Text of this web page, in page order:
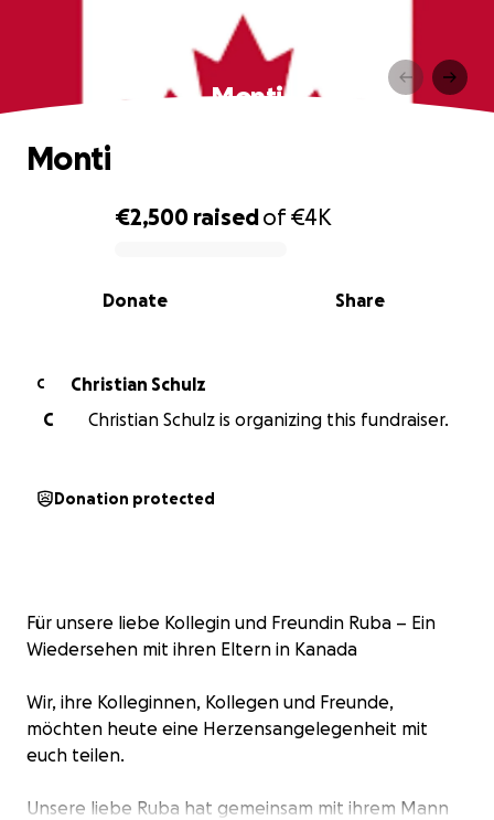
Monti
0% complete
€2,500 raisedof€4K
Share
Donate
Monti
C
Christian Schulz
C
Christian Schulz is organizing this fundraiser.
Donation protected
Für unsere liebe Kollegin und Freundin Ruba – Ein
Wiedersehen mit ihren Eltern in Kanada
Wir, ihre Kolleginnen, Kollegen und Freunde,
möchten heute eine Herzensangelegenheit mit
euch teilen.
Unsere liebe Ruba hat gemeinsam mit ihrem Mann